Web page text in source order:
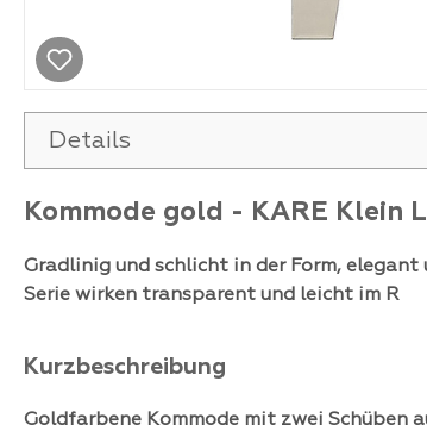
Details
Kommode gold - KARE Klein
Gradlinig und schlicht in der Form,
Serie wirken transparent und leicht im R
Kurzbeschreibung
Goldfarbene Kommode mit zwei Schüben